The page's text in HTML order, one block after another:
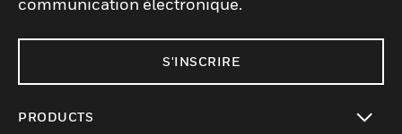
S'INSCRIRE
PRODUCTS